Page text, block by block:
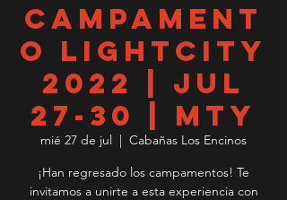
Campament
o LightCity
2022 | Jul
27-30 | MTY
mié 27 de jul
  |
Cabañas Los Encinos
¡Han regresado los campamentos! Te
invitamos a unirte a esta experiencia con